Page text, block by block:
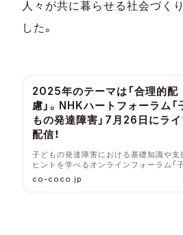
人々が共に暮らせる社会づく
した。
2025年のテーマは「合理的配
慮」。NHKハートフォーラム「
もの発達障害」7月26日にラ
配信！
子どもの発達障害における基礎知識や支
ヒントを学べるオンラインフォーラム「
の発達障害2025」が、2025年7月26日（土
13:30〜17:30に開催されます。主催する
co-coco.jp